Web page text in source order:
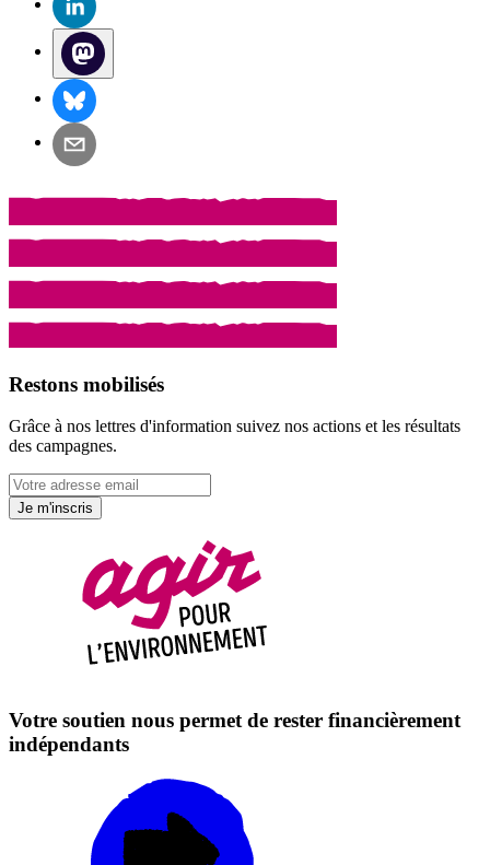
Restons mobilisés
Grâce à nos lettres d'information suivez nos actions et les résultats
des campagnes.
Je m'inscris
Votre soutien nous permet de rester financièrement
indépendants